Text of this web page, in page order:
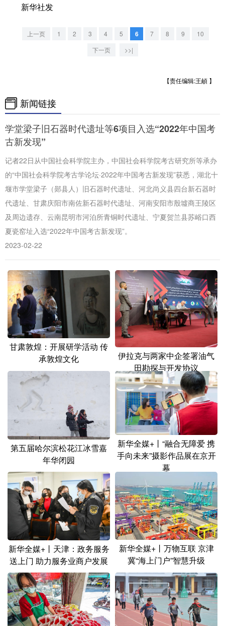
彩票
公益 一带一路 亚太网 上市公司
北京 天津 河北 山西
辽宁 吉林 上海 江苏
浙江 安徽 福建 江西
山东 河南 湖北 湖南
广东 广西 海南 重庆
四川 贵州 云南 西藏
陕西
新疆 内蒙古 黑龙江
多语种频道
English Español Français عربى
Русский язык 日本語
Deutsch Português
新华社发
上一页 1 2 3 4 5 6 7 8 9
10
下一页
>>|
【责任编辑:王頔 】
新闻链接
学堂梁子旧石器时代遗址等6项目入选“2022年中国考
古新发现”
记者22日从中国社会科学院主办，中国社会科学院考古研究所等承办
的“中国社会科学院考古学论坛·2022年中国考古新发现”获悉，湖北十
堰市学堂梁子（郧县人）旧石器时代遗址、河北尚义县四台新石器时
代遗址、甘肃庆阳市南佐新石器时代遗址、河南安阳市殷墟商王陵区
及周边遗存、云南昆明市河泊所青铜时代遗址、宁夏贺兰县苏峪口西
夏瓷窑址入选“2022年中国考古新发现”。
2023-02-22
甘肃敦煌：开展研学活动 传
承敦煌文化
伊拉克与两家中企签署油气
田勘探与开发协议
第五届哈尔滨松花江冰雪嘉
年华闭园
新华全媒+丨“融合无障爱 携
手向未来”摄影作品展在京开
幕
新华全媒+丨天津：政务服务
送上门 助力服务业商户发展
新华全媒+丨万物互联 京津
冀“海上门户”智慧升级